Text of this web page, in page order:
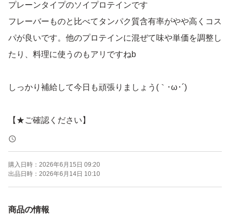
プレーンタイプのソイプロテインです
フレーバーものと比べてタンパク質含有率がやや高くコス
パが良いです。他のプロテインに混ぜて味や単価を調整し
たり、料理に使うのもアリですねb
しっかり補給して今日も頑張りましょう(｀･ω･´)
【★ご確認ください】
・開封時は粉漏れにご注意ください
・再出品やクーポン等の相談は質問からどうぞ
【商品情報】
購入日時： 2026年6月15日 09:20
出品日時： 2026年6月14日 10:10
商品の情報